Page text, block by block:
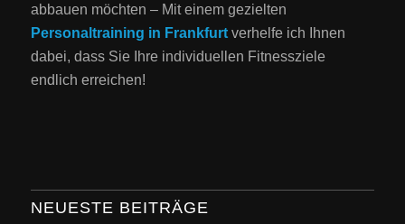
abbauen möchten – Mit einem gezielten
Personaltraining in Frankfurtverhelfe ich Ihnen
dabei, dass Sie Ihre individuellen Fitnessziele
endlich erreichen!
NEUESTE BEITRÄGE